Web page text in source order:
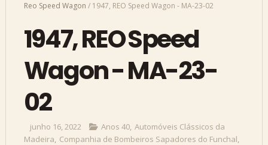
Reo Speed Wagon / 1947, REO Speed Wagon - MA-23-02
1947, REO Speed
Wagon - MA-23-
02
junho 16, 2022 Anos 40, Automóveis Clássicos da
Madeira, Companhia de Bombeiros Sapadores do Funchal,